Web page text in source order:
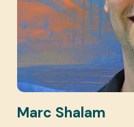
Marc Shalam